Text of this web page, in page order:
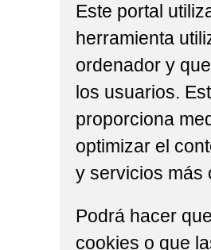
Este portal
herramienta
ordenador y
los usuarios.
proporciona
optimizar el
y servicios más
Podrá hacer
cookies o que